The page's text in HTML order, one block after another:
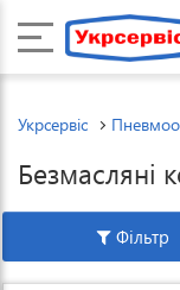
Укрсервіс
Безмасляні
Фільтр